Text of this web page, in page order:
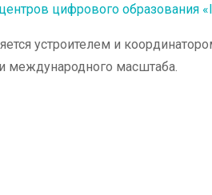
центров цифрового образования
устроителем и
международного масштаба.